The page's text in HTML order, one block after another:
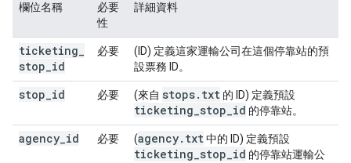
欄位名稱
必要
性
詳細資料
ticketing
stop id
必要
(ID) 定義這家運輸公司在這個停靠站的預
設票務 ID。
stop id 必要 (來自 stops. txt 的 ID) 定義預設
ticketing stop id 的停靠站。
agency id 必要 (agency. txt中的 ID) 定義預設
ticketing stop id 的停靠站運輸公